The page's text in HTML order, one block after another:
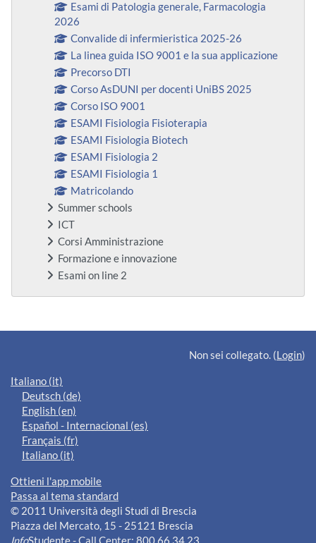
Esami di Patologia generale, Farmacologia
2026
Convalide di infermieristica 2025-26
La linea guida ISO 9001 e la sua applicazione
Precorso DTI
Corso AsDUNI per docenti UniBS 2025
Corso ISO 9001
ESAMI Fisiologia Fisioterapia
ESAMI Fisiologia Biotech
ESAMI Fisiologia 2
ESAMI Fisiologia 1
Matricolando
Summer schools
ICT
Corsi Amministrazione
Formazione e innovazione
Esami on line 2
Blocchi supplementari
Non sei collegato. (Login)
Italiano ‎(it)‎
Deutsch ‎(de)‎
English ‎(en)‎
Español - Internacional ‎(es)‎
Français ‎(fr)‎
Italiano ‎(it)‎
Ottieni l'app mobile
Passa al tema standard
© 2011 Università degli Studi di Brescia
Piazza del Mercato, 15 - 25121 Brescia
InfoStudente - Call Center: 800 66 34 23